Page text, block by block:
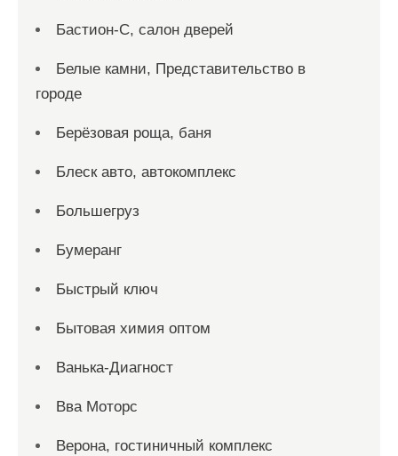
Бастион-С, салон дверей
Белые камни, Представительство в
городе
Берёзовая роща, баня
Блеск авто, автокомплекс
Большегруз
Бумеранг
Быстрый ключ
Бытовая химия оптом
Ванька-Диагност
Вва Моторс
Верона, гостиничный комплекс